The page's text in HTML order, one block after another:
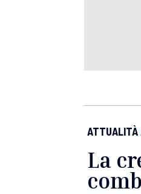
ATTUALITÀ
La